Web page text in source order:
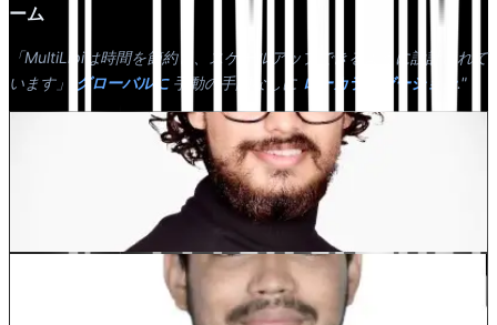
ーム
「MultiLipiは時間を節約し、スケールアップできるように設計されて
います」
グローバルに手動の手間なしに ローカライゼーション ."